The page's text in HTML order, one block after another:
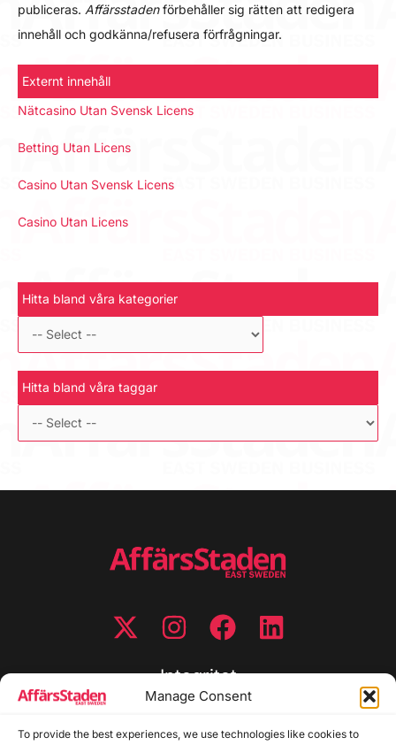
Manage Consent
To provide the best experiences, we use technologies like cookies to
publiceras. Affärsstadenförbehåller sig rätten att redigera
innehåll och godkänna/refusera förfrågningar.
Externt innehåll
Nätcasino Utan Svensk Licens
Betting Utan Licens
Casino Utan Svensk Licens
Casino Utan Licens
Hitta bland våra kategorier
Hitta bland våra taggar
Integritet
Cookiepolicy